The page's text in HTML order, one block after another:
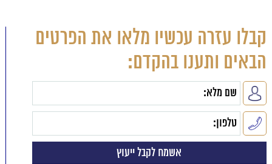
קבלו עזרה עכשיו מלאו את הפרטים
הבאים ותענו בהקדם: